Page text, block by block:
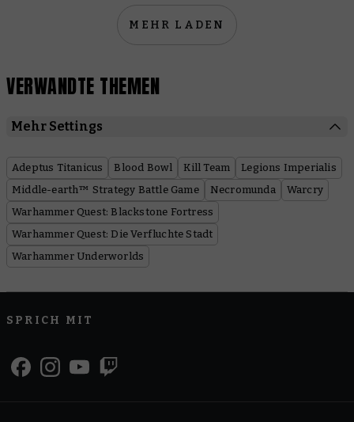
VERWANDTE THEMEN
Mehr Settings
Adeptus Titanicus Blood Bowl Kill Team
Legions Imperialis
Middle-earth™ Strategy Battle Game
Necromunda
Warcry
Warhammer Quest: Blackstone Fortress
Warhammer Quest: Die Verfluchte Stadt
Warhammer Underworlds
MEHR LADEN
SPRICH MIT